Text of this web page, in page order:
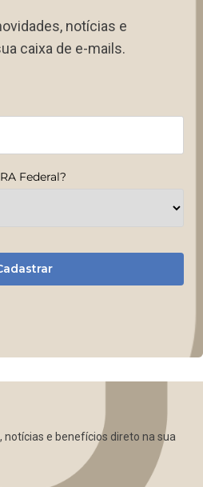
notícias e
caixa de e-mails.
Federal?
e benefícios direto na sua